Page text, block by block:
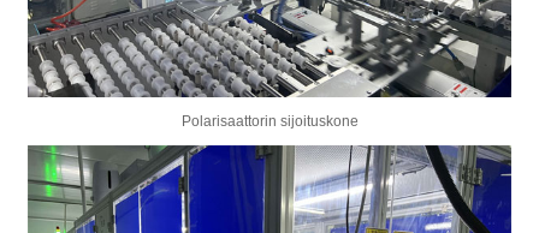
Polarisaattorin sijoituskone